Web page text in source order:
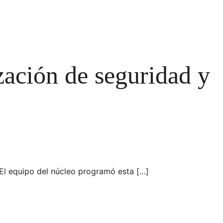
de seguridad y
equipo del núcleo programó esta […]